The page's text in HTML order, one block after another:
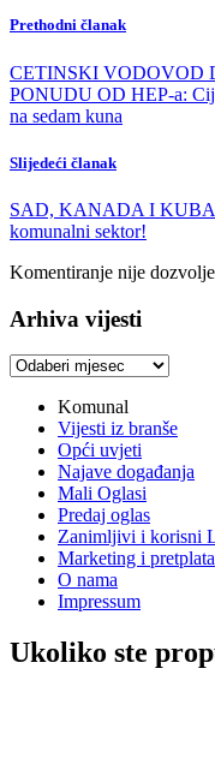
Prethodni članak
CETINSKI VODOVOD
PONUDU OD HEP-a:
na sedam kuna
Slijedeći članak
SAD, KANADA I KUBA:
komunalni sektor!
Komentiranje nije
Arhiva vijesti
Arhiva
Komunal
Vijesti iz branše
Opći uvjeti
Najave događanja
Mali Oglasi
Predaj oglas
Zanimljivi i korisni
Marketing i pretplata
O nama
Impressum
Ukoliko ste